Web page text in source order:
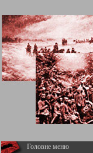
Головне меню